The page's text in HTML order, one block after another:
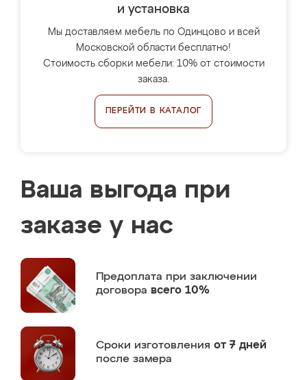
и установка
Мы доставляем мебель по Одинцово и всей
Московской области бесплатно!
Стоимость сборки мебели: 10% от стоимости
заказа.
ПЕРЕЙТИ В КАТАЛОГ
Ваша выгода при
заказе у нас
Предоплата при заключении
договора всего 10%
Сроки изготовления от 7 дней
после замера